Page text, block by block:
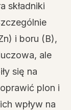
składniki
i boru (B),
ale
się na
plon i
wpływ na